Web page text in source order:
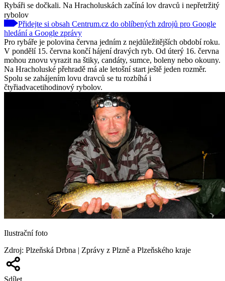
Rybáři se dočkali. Na Hracholuskách začíná lov dravců i nepřetržitý
rybolov
Přidejte si obsah Centrum.cz do oblíbených zdrojů pro Google
hledání a Google zprávy
Pro rybáře je polovina června jedním z nejdůležitějších období roku.
V pondělí 15. června končí hájení dravých ryb. Od úterý 16. června
mohou znovu vyrazit na štiky, candáty, sumce, boleny nebo okouny.
Na Hracholuské přehradě má ale letošní start ještě jeden rozměr.
Spolu se zahájením lovu dravců se tu rozbíhá i
čtyřiadvacetihodinový rybolov.
Ilustrační foto
Zdroj: Plzeňská Drbna | Zprávy z Plzně a Plzeňského kraje
Sdílet